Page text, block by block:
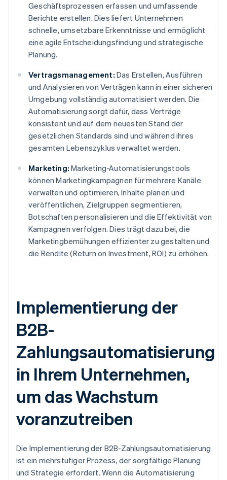
Geschäftsprozessen erfassen und umfassende
Berichte erstellen. Dies liefert Unternehmen
schnelle, umsetzbare Erkenntnisse und ermöglicht
eine agile Entscheidungsfindung und strategische
Planung.
Vertragsmanagement: Das Erstellen, Ausführen
und Analysieren von Verträgen kann in einer sicheren
Umgebung vollständig automatisiert werden. Die
Automatisierung sorgt dafür, dass Verträge
konsistent und auf dem neuesten Stand der
gesetzlichen Standards sind und während ihres
gesamten Lebenszyklus verwaltet werden.
Marketing: Marketing-Automatisierungstools
können Marketingkampagnen für mehrere Kanäle
verwalten und optimieren, Inhalte planen und
veröffentlichen, Zielgruppen segmentieren,
Botschaften personalisieren und die Effektivität von
Kampagnen verfolgen. Dies trägt dazu bei, die
Marketingbemühungen effizienter zu gestalten und
die Rendite (Return on Investment, ROI) zu erhöhen.
Implementierung der
B2B-
Zahlungsautomatisierung
in Ihrem Unternehmen,
um das Wachstum
voranzutreiben
Die Implementierung der B2B-Zahlungsautomatisierung
ist ein mehrstufiger Prozess, der sorgfältige Planung
und Strategie erfordert. Wenn die Automatisierung